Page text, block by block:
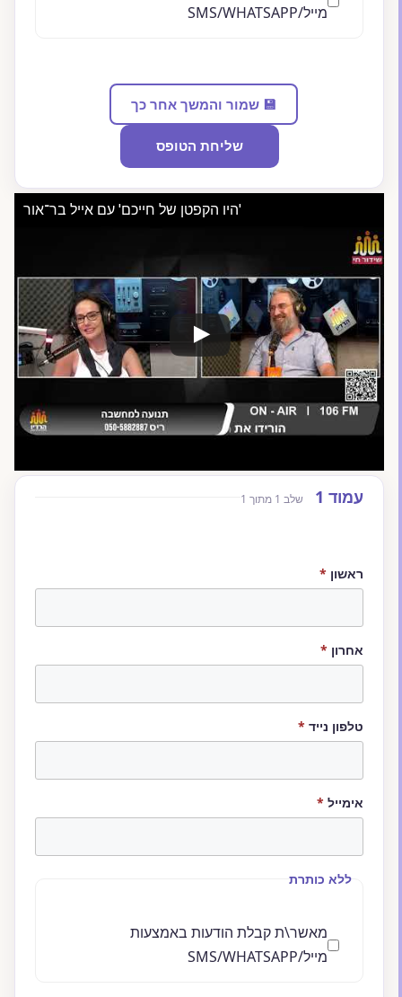
מייל/SMS/WHATSAPP
💾 שמור והמשך אחר כך
שליחת הטופס
'היו הקפטן של חייכם' עם אייל בר־אור
דלג לתוכן הטופס
Website (leave blank)
עמוד 1 שלב 1 מתוך 1
ראשון *חובה
אחרון *חובה
טלפון נייד *חובה
אימייל *חובה
ללא כותרת
מאשר\ת קבלת הודעות באמצעות
מייל/SMS/WHATSAPP